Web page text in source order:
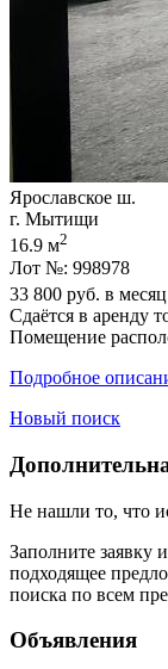
Ярославское ш.
г. Мытищи
16.9 м2
Лот №: 998978
33 800 руб. в
Сдаётся в аренду
Помещение
Подробное
Новый поиск
Не нашли то, что
Заполните заявку
подходящее
поиска по всем
Объявления